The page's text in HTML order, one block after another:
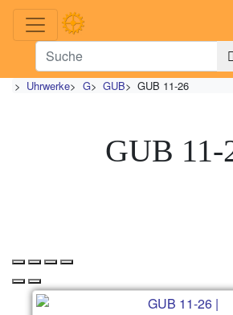
> Uhrwerke> G> GUB> GUB 11-26
GUB 11-